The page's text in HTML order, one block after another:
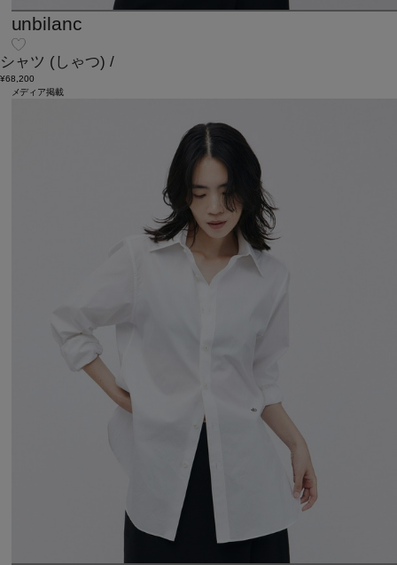
unbilanc
シャツ (しゃつ) /
¥68,200
メディア掲載